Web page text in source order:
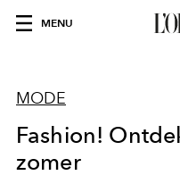
MENU
MODE
Fashion!
zomer